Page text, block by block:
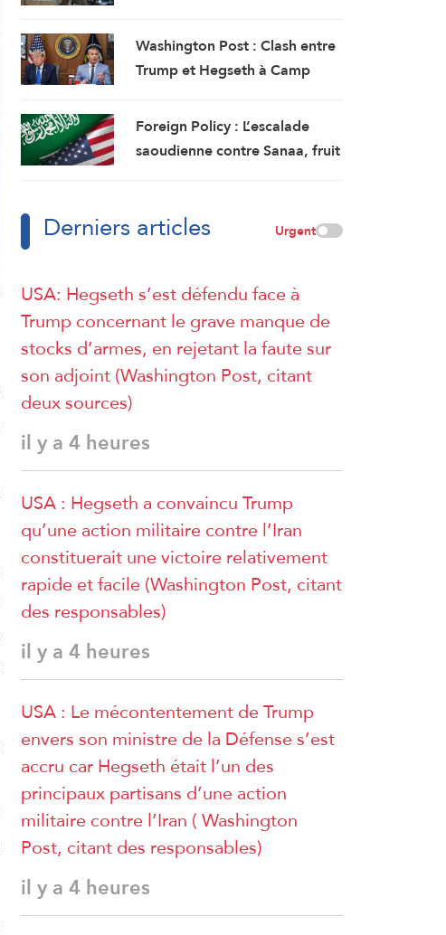
pays
Washington Post : Clash entre
Trump et Hegseth à Camp
munitions, des missiles et de la
guerre avec l’Iran
Foreign Policy : L’escalade
saoudienne contre Sanaa, fruit
Derniers articles Urgent
USA: Hegseth s’est défendu face à
Trump concernant le grave manque de
stocks d’armes, en rejetant la faute sur
son adjoint (Washington Post, citant
deux sources)
il y a 4 heures
USA : Hegseth a convaincu Trump
qu’une action militaire contre l’Iran
constituerait une victoire relativement
rapide et facile (Washington Post, citant
des responsables)
il y a 4 heures
USA : Le mécontentement de Trump
envers son ministre de la Défense s’est
accru car Hegseth était l’un des
principaux partisans d’une action
militaire contre l’Iran ( Washington
Post, citant des responsables)
il y a 4 heures